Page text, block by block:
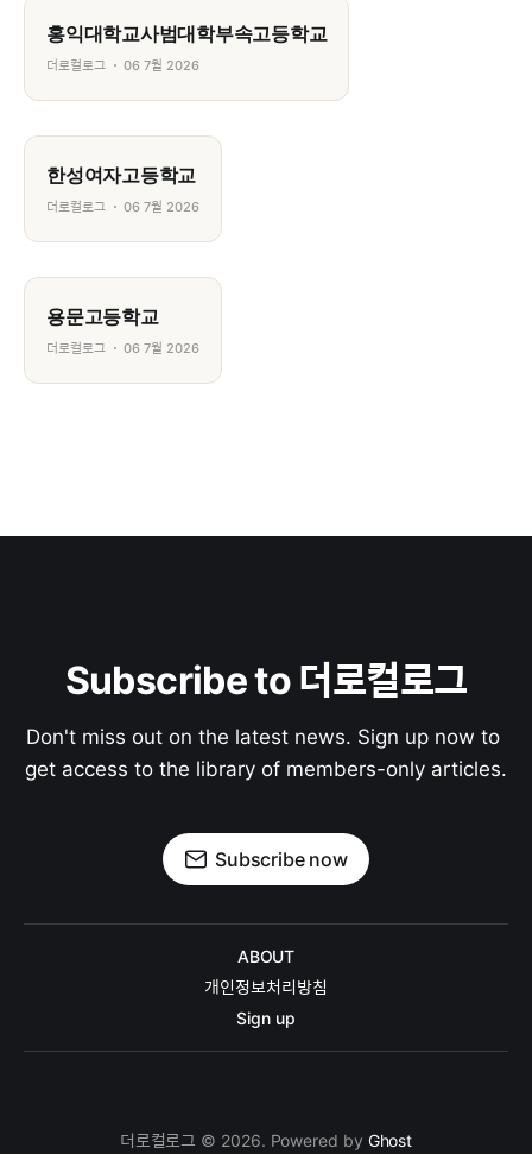
홍익대학교사범대학부속고등학교
더로컬로그 06 7월 2026
한성여자고등학교
더로컬로그 06 7월 2026
용문고등학교
더로컬로그 06 7월 2026
Subscribe to 더로컬로그
Don't miss out on the latest news. Sign up now to
get access to the library of members-only articles.
Subscribe now
ABOUT
개인정보처리방침
Sign up
더로컬로그 © 2026. Powered by Ghost